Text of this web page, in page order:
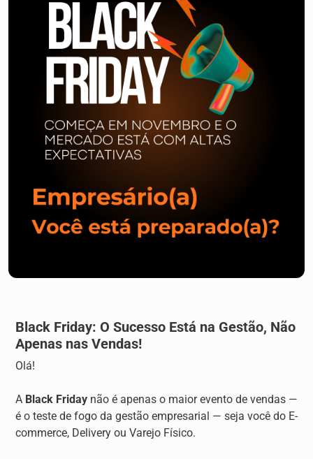
Black Friday: O Sucesso Está na Gestão, Não
Apenas nas Vendas!
Olá!
A Black Friday não é apenas o maior evento de vendas —
é o teste de fogo da gestão empresarial — seja você do E-
commerce, Delivery ou Varejo Físico.